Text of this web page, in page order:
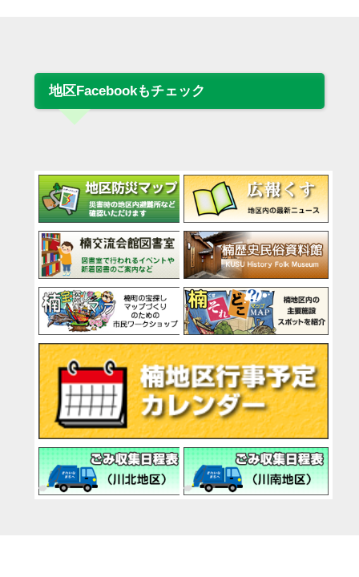
地区Facebookもチェック